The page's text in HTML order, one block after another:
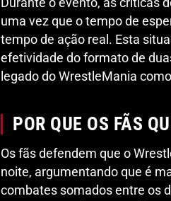
Durante o evento, as críticas
uma vez que o tempo de
tempo de ação real. Esta
efetividade do formato de
legado do WrestleMania
POR QUE OS FÃS
Os fãs defendem que o
noite, argumentando que é
combates somados entre os